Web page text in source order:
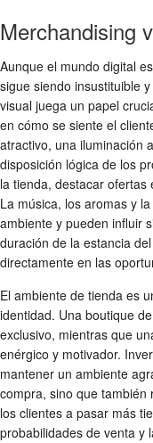
Merchandising
Aunque el mundo digital
sigue siendo insustituible
visual juega un papel
en cómo se siente el
atractivo, una iluminación
disposición lógica de los
la tienda, destacar ofertas
La música, los aromas y
ambiente y pueden influir
duración de la estancia
directamente en las
El ambiente de tienda es
identidad. Una boutique
exclusivo, mientras que
enérgico y motivador.
mantener un ambiente
compra, sino que
los clientes a pasar más
probabilidades de venta y